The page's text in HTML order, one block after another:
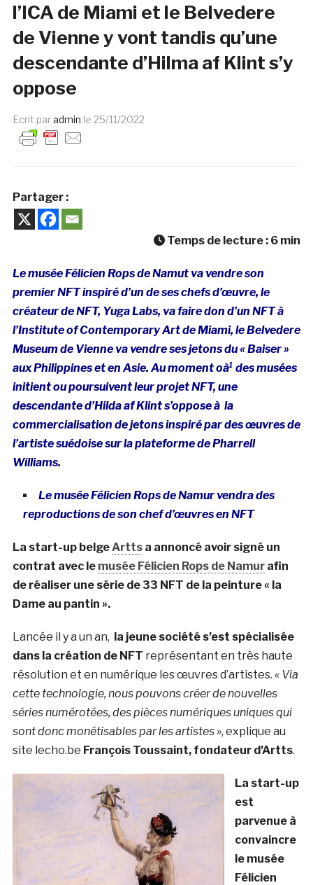
l’ICA de Miami et le Belvedere
de Vienne y vont tandis qu’une
descendante d’Hilma af Klint s’y
oppose
Ecrit paradmin le 25/11/2022
Partager :
Temps de lecture : 6 min
Le musée Félicien Rops de Namut va vendre son
premier NFT inspiré d’un de ses chefs d’œuvre, le
créateur de NFT, Yuga Labs, va faire don d’un NFT à
l’Institute of Contemporary Art de Miami, le Belvedere
Museum de Vienne va vendre ses jetons du « Baiser »
aux Philippines et en Asie. Au moment oà¹ des musées
initient ou poursuivent leur projet NFT, une
descendante d’Hilda af Klint s’oppose à la
commercialisation de jetons inspiré par des œuvres de
l’artiste suédoise sur la plateforme de Pharrell
Williams.
Le musée Félicien Rops de Namur vendra des
reproductions de son chef d’œuvres en NFT
La start-up belgeArttsa annoncé avoir signé un
contrat avec le musée Félicien Rops de Namurafin
de réaliser une série de 33 NFT de la peinture « la
Dame au pantin ».
Lancée il y a un an, la jeune société s’est spécialisée
dans la création de NFT représentant en très haute
résolution et en numérique les œuvres d’artistes. « Via
cette technologie, nous pouvons créer de nouvelles
séries numérotées, des pièces numériques uniques qui
sont donc monétisables par les artistes », explique au
site lecho.be François Toussaint, fondateur d’Artts.
La start-up
est
parvenue à
convaincre
le musée
Félicien